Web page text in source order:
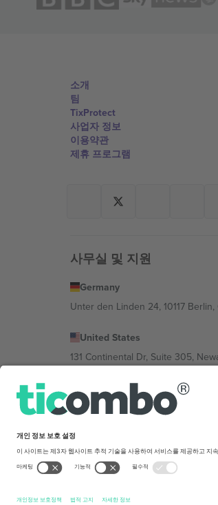
소개
팀
TixProtect
사업자 정보
이용약관
제휴 프로그램
사무실 및 지원
Germany
Unter den Linden 24, 10117
United States
131 Continental Dr, Suite 305,
Bulgaria
Regus Sofia City West, bul
Av Chapultepec 360, Roma
translation구매 조건.